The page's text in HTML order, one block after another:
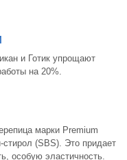
и Готик упрощают
на 20%.
марки Premium
стирол (SBS). Это придает
особую эластичность.